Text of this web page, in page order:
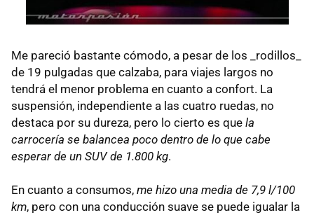
Me pareció bastante cómodo, a pesar de los _rodillos_
de 19 pulgadas que calzaba, para viajes largos no
tendrá el menor problema en cuanto a confort. La
suspensión, independiente a las cuatro ruedas, no
destaca por su dureza, pero lo cierto es que la
carrocería se balancea poco dentro de lo que cabe
esperar de un SUV de 1.800 kg.
En cuanto a consumos, me hizo una media de 7,9 l/100
km, pero con una conducción suave se puede igualar la